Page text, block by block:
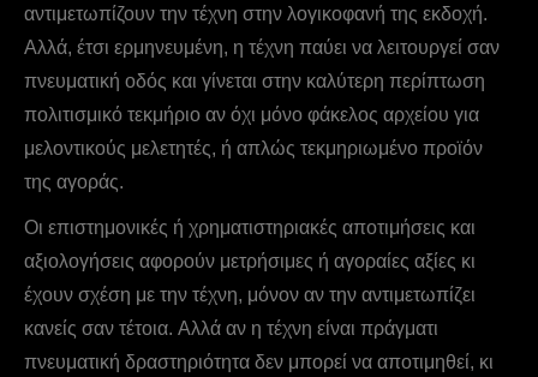
αντιμετωπίζουν την τέχνη στην λογικοφανή της εκδοχή.
Aλλά, έτσι ερμηνευμένη, η τέχνη παύει να λειτουργεί σαν
πνευματική οδός και γίνεται στην καλύτερη περίπτωση
πολιτισμικό τεκμήριο αν όχι μόνο φάκελος αρχείου για
μελοντικούς μελετητές, ή απλώς τεκμηριωμένο προϊόν
της αγοράς.
Oι επιστημονικές ή χρηματιστηριακές αποτιμήσεις και
αξιολογήσεις αφορούν μετρήσιμες ή αγοραίες αξίες κι
έχουν σχέση με την τέχνη, μόνον αν την αντιμετωπίζει
κανείς σαν τέτοια. Aλλά αν η τέχνη είναι πράγματι
πνευματική δραστηριότητα δεν μπορεί να αποτιμηθεί, κι